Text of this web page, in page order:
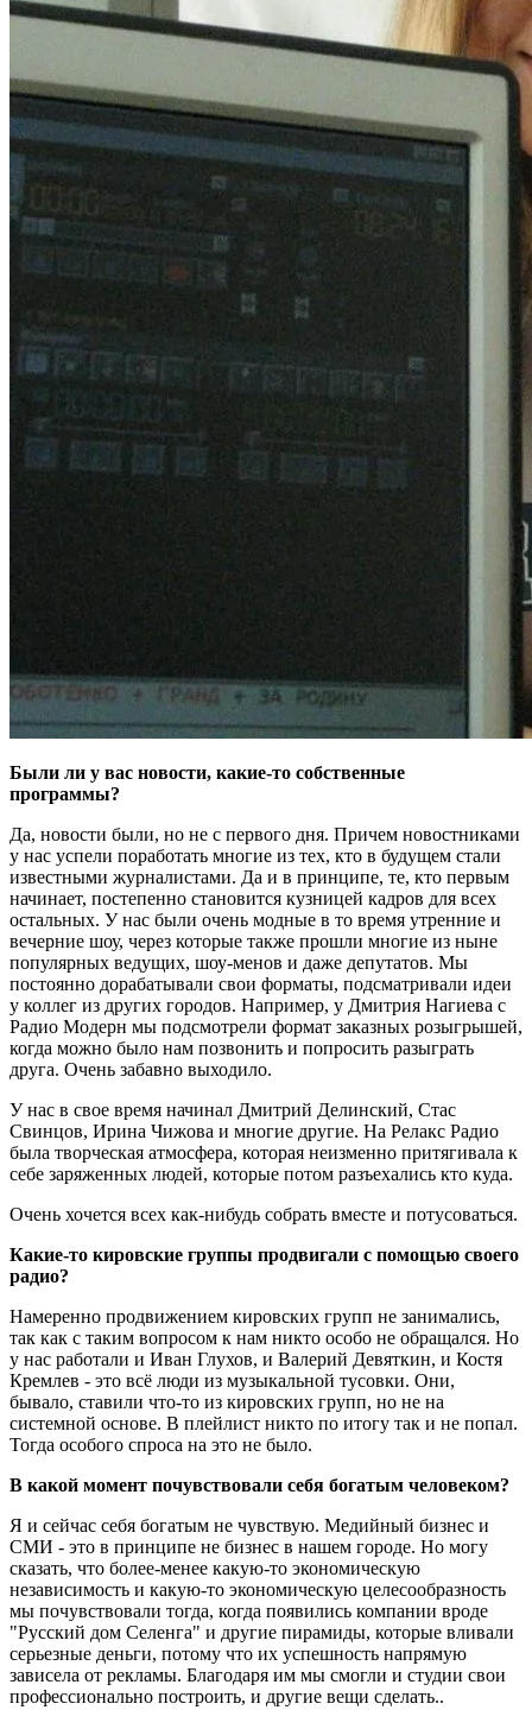
Были ли у вас новости, какие-то собственные
программы?
Да, новости были, но не с первого дня. Причем новостниками
у нас успели поработать многие из тех, кто в будущем стали
известными журналистами. Да и в принципе, те, кто первым
начинает, постепенно становится кузницей кадров для всех
остальных. У нас были очень модные в то время утренние и
вечерние шоу, через которые также прошли многие из ныне
популярных ведущих, шоу-менов и даже депутатов. Мы
постоянно дорабатывали свои форматы, подсматривали идеи
у коллег из других городов. Например, у Дмитрия Нагиева с
Радио Модерн мы подсмотрели формат заказных розыгрышей,
когда можно было нам позвонить и попросить разыграть
друга. Очень забавно выходило.
У нас в свое время начинал Дмитрий Делинский, Стас
Свинцов, Ирина Чижова и многие другие. На Релакс Радио
была творческая атмосфера, которая неизменно притягивала к
себе заряженных людей, которые потом разъехались кто куда.
Очень хочется всех как-нибудь собрать вместе и потусоваться.
Какие-то кировские группы продвигали с помощью своего
радио?
Намеренно продвижением кировских групп не занимались,
так как с таким вопросом к нам никто особо не обращался. Но
у нас работали и Иван Глухов, и Валерий Девяткин, и Костя
Кремлев - это всё люди из музыкальной тусовки. Они,
бывало, ставили что-то из кировских групп, но не на
системной основе. В плейлист никто по итогу так и не попал.
Тогда особого спроса на это не было.
В какой момент почувствовали себя богатым человеком?
Я и сейчас себя богатым не чувствую. Медийный бизнес и
СМИ - это в принципе не бизнес в нашем городе. Но могу
сказать, что более-менее какую-то экономическую
независимость и какую-то экономическую целесообразность
мы почувствовали тогда, когда появились компании вроде
"Русский дом Селенга" и другие пирамиды, которые вливали
серьезные деньги, потому что их успешность напрямую
зависела от рекламы. Благодаря им мы смогли и студии свои
профессионально построить, и другие вещи сделать..